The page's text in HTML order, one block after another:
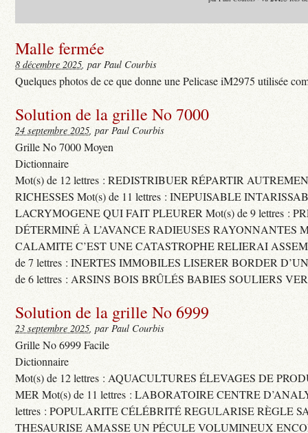
Malle fermée
8 décembre 2025, par Paul Courbis
Quelques photos de ce que donne une Pelicase iM2975 utilisée
Solution de la grille No 7000
24 septembre 2025, par Paul Courbis
Grille No 7000 Moyen
Dictionnaire
Mot(s) de 12 lettres : REDISTRIBUER RÉPARTIR
RICHESSES Mot(s) de 11 lettres : INEPUISABLE
LACRYMOGENE QUI FAIT PLEURER Mot(s) de 9 lettres :
DÉTERMINÉ À L’AVANCE RADIEUSES RAYONNANTES
CALAMITE C’EST UNE CATASTROPHE RELIERAI
de 7 lettres : INERTES IMMOBILES LISERER BORDER
de 6 lettres : ARSINS BOIS BRÛLÉS BABIES SOULIERS
Solution de la grille No 6999
23 septembre 2025, par Paul Courbis
Grille No 6999 Facile
Dictionnaire
Mot(s) de 12 lettres : AQUACULTURES ÉLEVAGES DE
MER Mot(s) de 11 lettres : LABORATOIRE CENTRE
lettres : POPULARITE CÉLÉBRITÉ REGULARISE RÈGLE
THESAURISE AMASSE UN PÉCULE VOLUMINEUX